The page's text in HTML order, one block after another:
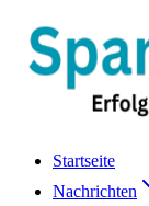
Startseite
Nachrichten